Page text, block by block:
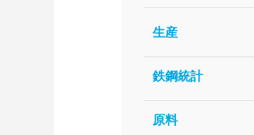
生産
鉄鋼統計
原料